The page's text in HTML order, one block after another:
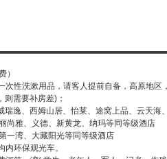
）
性洗漱用品，请客人提前自备，高原地
需要补房差)；
逸、西姆山居、怡莱、途窝上品、云天海
尚雅、义德、新黄龙、纳玛等同等级酒店
一湾、大藏阳光等同等级酒店
环保观光车。